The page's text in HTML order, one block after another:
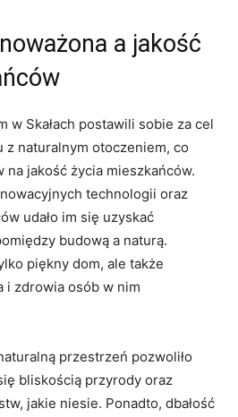
a​ jakość
w Skałach ​postawili sobie za cel
naturalnym otoczeniem, co
na jakość życia ⁤mieszkańców.
technologii oraz
​udało im się uzyskać⁤
⁤budową a‍ naturą.
piękny ​dom, ale także
i zdrowia osób w ⁣nim
przestrzeń pozwoliło
bliskością przyrody oraz
jakie niesie. Ponadto, dbałość